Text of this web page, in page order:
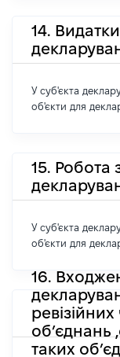
14.
У суб'єкта
об'єкти для
15. Робота
У суб'єкта
об'єкти для
16.
об’єднань
таких